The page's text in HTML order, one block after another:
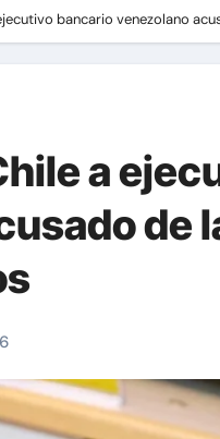
bancario venezolano
a
de